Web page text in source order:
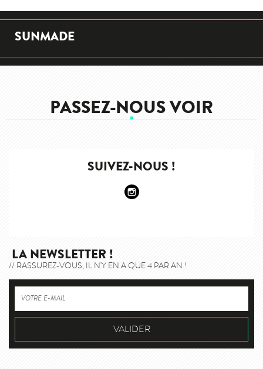
SUNMADE
PASSEZ-NOUS VOIR
SUIVEZ-NOUS !
LA NEWSLETTER !
// RASSUREZ-VOUS, IL N'Y EN A QUE 4 PAR AN !